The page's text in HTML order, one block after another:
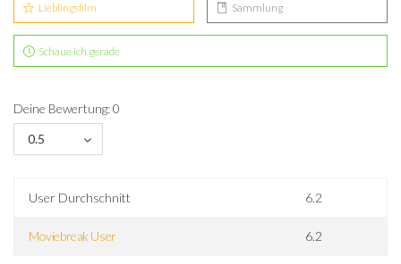
Lieblingsfilm Sammlung
Schaue ich gerade
Deine Bewertung: 0
0.5
User Durchschnitt 6.2
Moviebreak User 6.2